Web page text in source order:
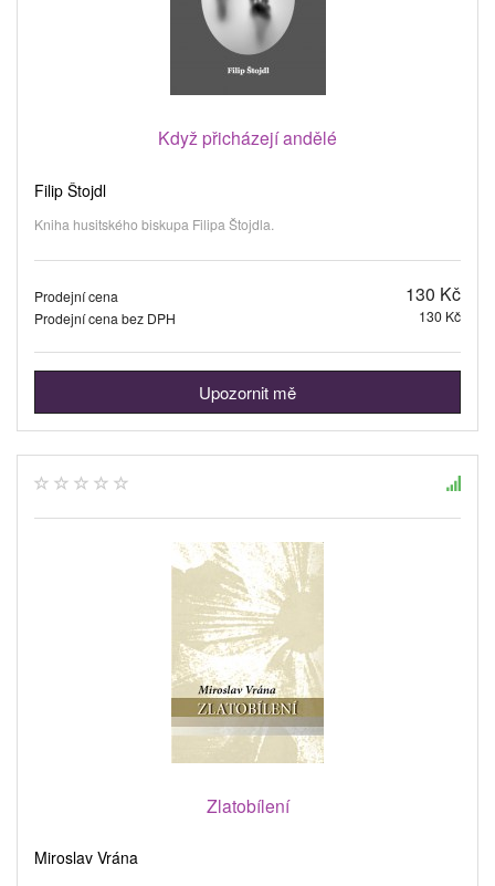
Když přicházejí andělé
Filip Štojdl
Kniha husitského biskupa Filipa Štojdla.
Prodejní cena 130 Kč
Prodejní cena bez DPH 130 Kč
Upozornit mě
Zlatobílení
Miroslav Vrána